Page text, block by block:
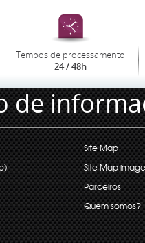
Tempos de processamento
24 / 48h
de
Site Map
Site Map
Parceiros
Quem somos?